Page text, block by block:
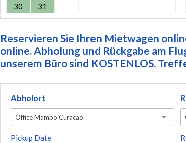
30
31
Reservieren Sie Ihren Mietwagen
online. Abholung und Rückgabe am
unserem Büro sind KOSTENLOS.
Abholort
Office Mambo Curacao
Pickup Date